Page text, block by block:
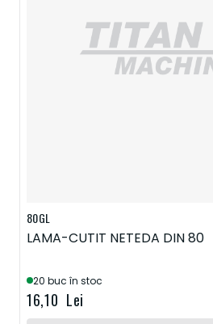
80GL
LAMA-CUTIT NETEDA DIN 80
20 buc în stoc
16,10 Lei